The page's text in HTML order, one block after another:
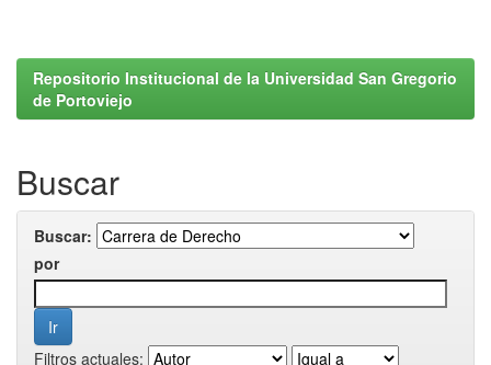
Repositorio Institucional de la Universidad San Gregorio
de Portoviejo
Buscar
Buscar:
por
Filtros actuales: